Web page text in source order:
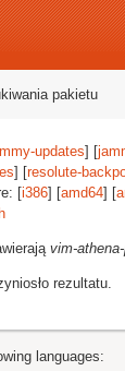
pakietu
updates] [
] [resolute-
[i386] [amd64] [
vim-
rezultatu.
languages: